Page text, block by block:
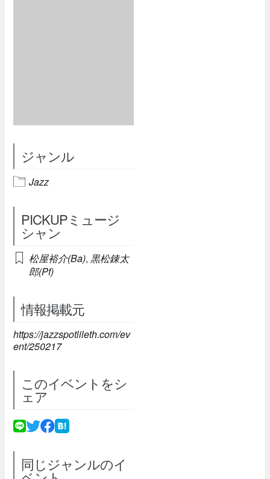
ジャンル
Jazz
PICKUPミュージ
シャン
松屋裕介(Ba), 黒松錬太
郎(Pf)
情報掲載元
https://jazzspotlileth.com/ev
ent/250217
このイベントをシ
ェア
同じジャンルのイ